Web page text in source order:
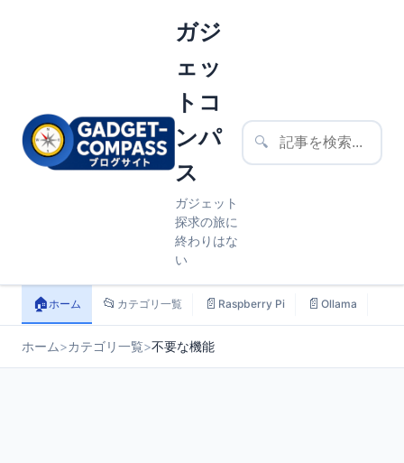
ガジ
ェッ
トコ
ンパ
ス
ガジェット
探求の旅に
終わりはな
い
🔍
🏠ホーム 📂 カテゴリ一覧 📄 Raspberry Pi 📄 Ollama
ホーム>カテゴリ一覧>不要な機能